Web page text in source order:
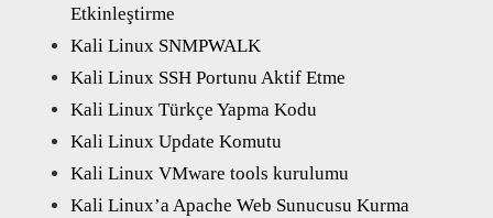
Etkinleştirme
Kali Linux SNMPWALK
Kali Linux SSH Portunu Aktif Etme
Kali Linux Türkçe Yapma Kodu
Kali Linux Update Komutu
Kali Linux VMware tools kurulumu
Kali Linux’a Apache Web Sunucusu Kurma